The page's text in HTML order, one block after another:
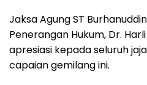
Jaksa Agung ST
Penerangan Hukum, Dr.
apresiasi kepada seluruh
capaian gemilang ini.